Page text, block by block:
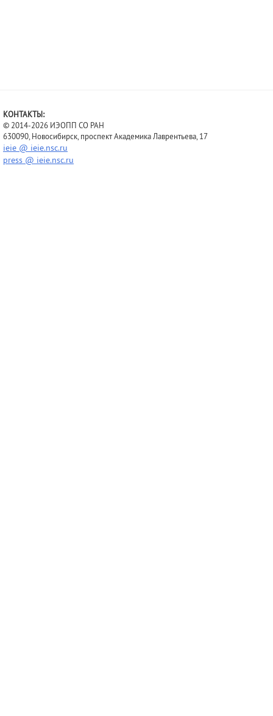
КОНТАКТЫ:
© 2014-2026 ИЭОПП СО РАН
630090, Новосибирск, проспект Академика Лаврентьева, 17
ieie @ ieie.nsc.ru
press @ ieie.nsc.ru